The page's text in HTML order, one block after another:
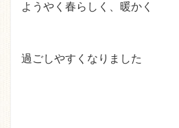
ようやく春らしく、暖かく
過ごしやすくなりました